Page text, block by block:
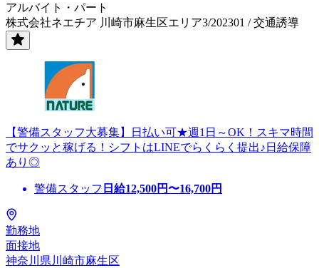
アルバイト・パート
株式会社ネエチア 川崎市麻生区エリア3/202301 / 交通誘導
【警備スタッフ大募集】日払い可★週1日～OK！スキマ時間
でサクッと稼げる！シフトはLINEでらくらく提出♪日給保障
あり◎
警備スタッフ 日給12,500円〜16,700円
勤務地
面接地
神奈川県川崎市麻生区